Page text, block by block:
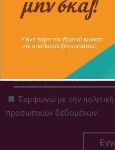
Εγγραφείτε
Συμφωνώ με την
προσωπικών δεδομένων.